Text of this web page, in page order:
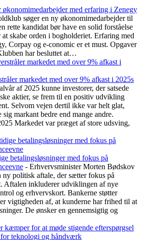
med erfaring i Zenegy
søger en ny økonomimedarbejder til
rette kandidat bør have en solid forståelse
skabe orden i bogholderiet. Erfaring med
Corpay og e-conomic er et must. Opgaver
har besluttet at…
markedet med over 9% afkast i 2025s
af 2025 kunne investorer, der satsede
aktier, se frem til en positiv udvikling
Selvom vejen dertil ikke var helt glat,
markant bedre end mange andre.
Markedet var præget af store udsving,
betalingsløsninger med fokus på
- Erhvervsminister Morten Bødskov
ny politisk aftale, der sætter fokus på
Aftalen inkluderer udviklingen af nye
og erhvervskort. Bankerne støtter
vigtigheden af, at kunderne har frihed til at
De ønsker en gennemsigtig og